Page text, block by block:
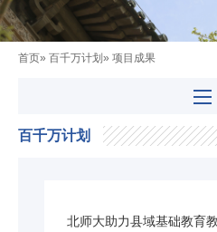
首页» 百千万计划» 项目成果
百千万计划
北师大助力县域基础教育